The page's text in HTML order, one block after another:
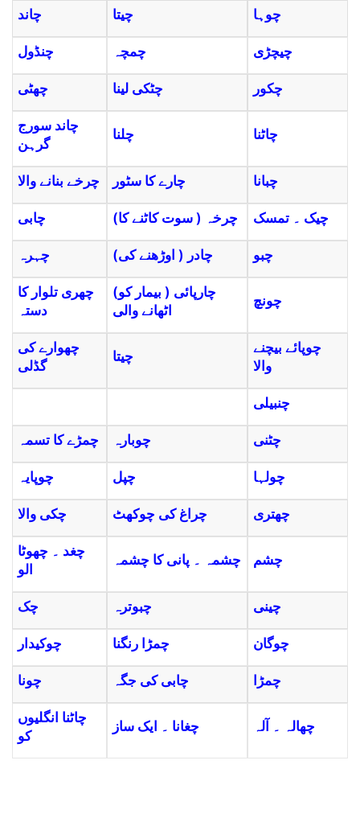
چاند چیتا چوہا
چنڈول چمچہ چیچڑی
چھٹی چٹکی لینا چکور
چاند سورج
گرہن
چلنا چاٹنا
چرخے بنانے والا چارے کا سٹور چبانا
چابی (چرخہ ( سوت کاٹنے کا چیک ۔ تمسک
چہرہ (چادر ( اوڑھنے کی چبو
چھری تلوار کا
دستہ
(چارپائی ( بیمار کو
اٹھانے والی
چونچ
چھوارے کی
گڈلی
چیتا
چوپائے بیچنے
والا
چنبیلی
چمڑے کا تسمہ چوبارہ چٹنی
چوپایہ چپل چولہا
چکی والا چراغ کی چوکھٹ چھتری
چغد ۔ چھوٹا
الو
چشمہ ۔ پانی کا چشمہ چشم
چک چبوترہ چینی
چوکیدار چمڑا رنگنا چوگان
چونا چابی کی جگہ چمڑا
چاٹنا انگلیوں
کو
چغانا ۔ ایک ساز چھالہ ۔ آلہ